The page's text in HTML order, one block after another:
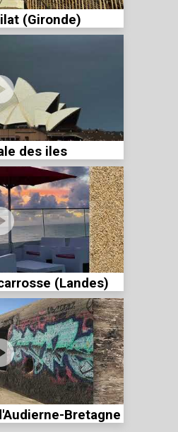
(Gironde)
des iles
(Landes)
Bretagne